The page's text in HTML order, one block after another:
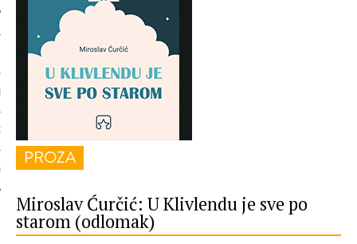
PROZA
Miroslav Ćurčić: U Klivlendu je sve po
starom (odlomak)